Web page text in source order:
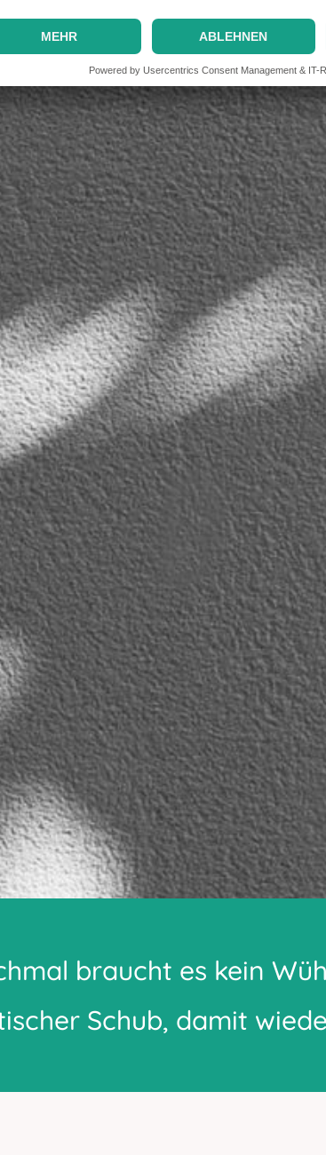
braucht es kein
Schub, damit